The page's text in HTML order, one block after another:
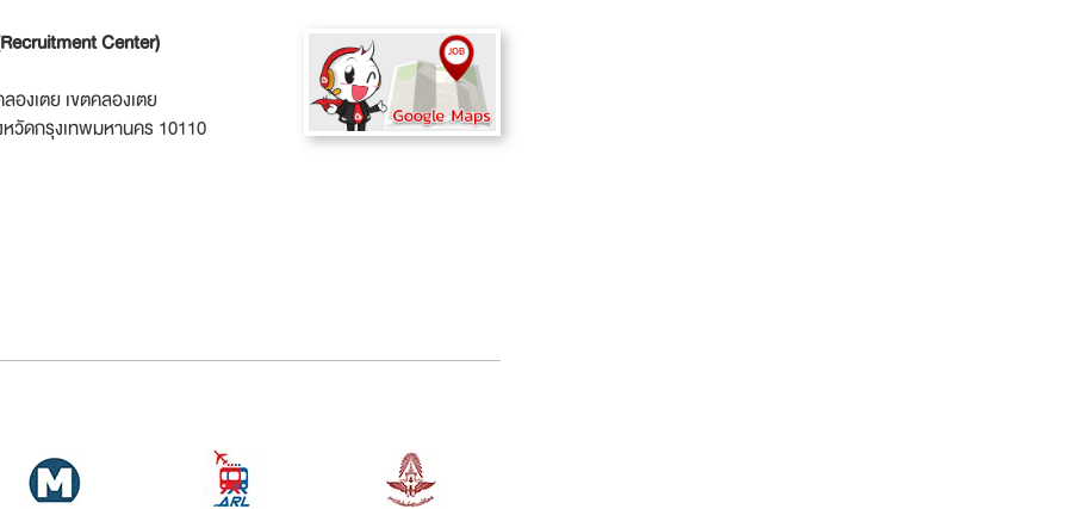
Center)
องเตย เขตคลองเตย
วัดกรุงเทพมหานคร 10110